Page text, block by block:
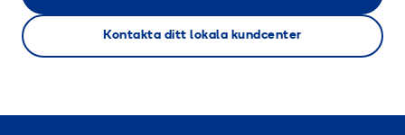
Kontakta ditt lokala kundcenter